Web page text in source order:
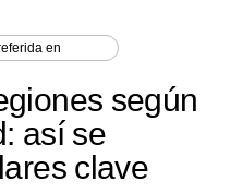
en
según
así se
clave